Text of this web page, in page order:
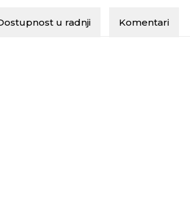
u radnji Komentari